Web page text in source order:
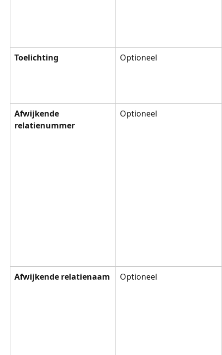
Toelichting Optioneel
Afwijkende
relatienummer
Optioneel
Afwijkende relatienaam Optioneel